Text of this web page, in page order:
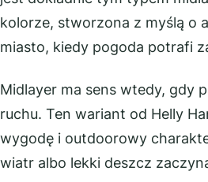
kolorze, stworzona z myślą o
miasto, kiedy pogoda potrafi
Midlayer ma sens wtedy, gdy
ruchu. Ten wariant od Helly
wygodę i outdoorowy
wiatr albo lekki deszcz